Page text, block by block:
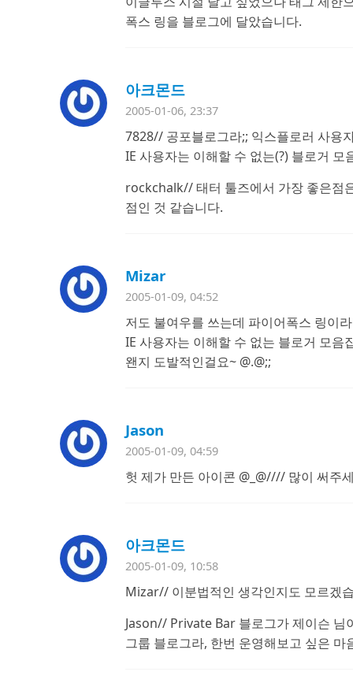
폭스 링을 블로그에 달았습니다.
아크몬드
2005-01-06, 23:37
7828// 공포블로그라;; 익스플로러 사용
IE 사용자는 이해할 수 없는(?) 블로거 모
rockchalk// 태터 툴즈에서 가장 좋은점
점인 것 같습니다.
Mizar
2005-01-09, 04:52
저도 불여우를 쓰는데 파이어폭스 링이
IE 사용자는 이해할 수 없는 블로거 모음
왠지 도발적인걸요~ @.@;;
Jason
2005-01-09, 04:59
헛 제가 만든 아이콘 @_@//// 많이 써주
아크몬드
2005-01-09, 10:58
Mizar// 이분법적인 생각인지도 모르겠
Jason// Private Bar 블로그가 제이슨
그룹 블로그라, 한번 운영해보고 싶은 마